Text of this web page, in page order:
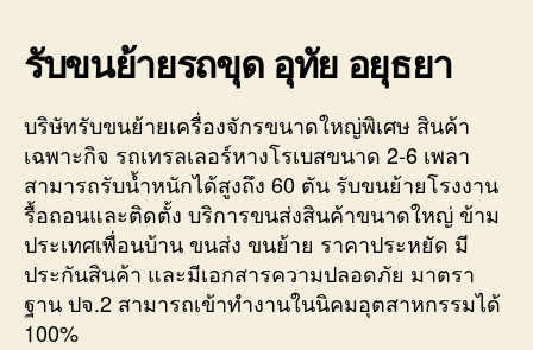
รับขนย้ายรถขุด อุทัย อยุธยา
บริษัทรับขนย้ายเครื่องจักรขนาดใหญ่พิเศษ สินค้า
เฉพาะกิจ รถเทรลเลอร์หางโรเบสขนาด 2-6 เพลา
สามารถรับน้ำหนักได้สูงถึง 60 ตัน รับขนย้ายโรงงาน
รื้อถอนและติดตั้ง บริการขนส่งสินค้าขนาดใหญ่ ข้าม
ประเทศเพื่อนบ้าน ขนส่ง ขนย้าย ราคาประหยัด มี
ประกันสินค้า และมีเอกสารความปลอดภัย มาตรา
ฐาน ปจ.2 สามารถเข้าทำงานในนิคมอุตสาหกรรมได้
100%